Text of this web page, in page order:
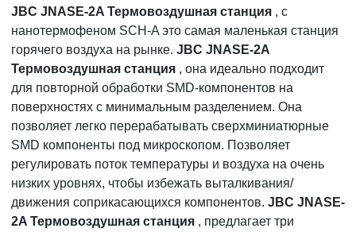
JBC JNASE-2A Термовоздушная станция , с
нанотермофеном SCH-A это самая маленькая станция
горячего воздуха на рынке. JBC JNASE-2A
Термовоздушная станция , она идеально подходит
для повторной обработки SMD-компонентов на
поверхностях с минимальным разделением. Она
позволяет легко перерабатывать сверхминиатюрные
SMD компоненты под микроскопом. Позволяет
регулировать поток температуры и воздуха на очень
низких уровнях, чтобы избежать выталкивания/
движения соприкасающихся компонентов. JBC JNASE-
2A Термовоздушная станция , предлагает три